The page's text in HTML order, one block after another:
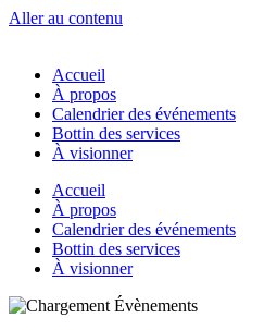
Aller au contenu
Accueil
À propos
Calendrier des événements
Bottin des services
À visionner
Accueil
À propos
Calendrier des événements
Bottin des services
À visionner